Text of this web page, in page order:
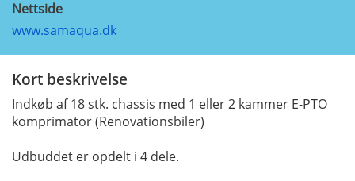
Nettside
www.samaqua.dk
Kort beskrivelse
Indkøb af 18 stk. chassis med 1 eller 2 kammer E-PTO
komprimator (Renovationsbiler)
Udbuddet er opdelt i 4 dele.